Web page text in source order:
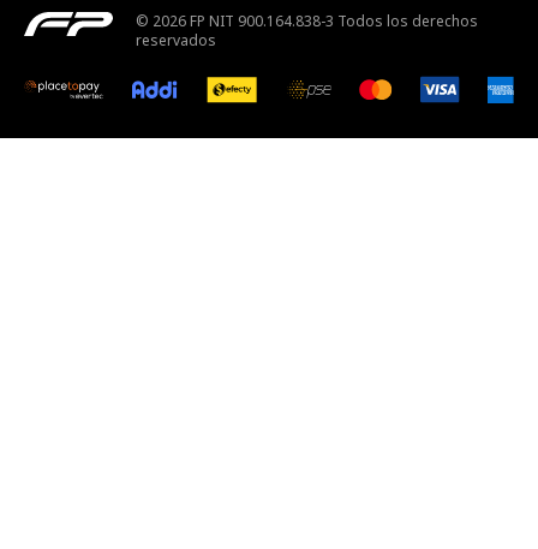
© 2026 FP NIT 900.164.838-3 Todos los derechos
reservados